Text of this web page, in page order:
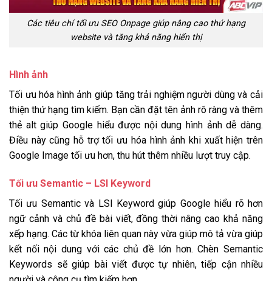
Các tiêu chí tối ưu SEO Onpage giúp nâng cao thứ hạng
website và tăng khả năng hiển thị
Hình ảnh
Tối ưu hóa hình ảnh giúp tăng trải nghiệm người dùng và cải
thiện thứ hạng tìm kiếm. Bạn cần đặt tên ảnh rõ ràng và thêm
thẻ alt giúp Google hiểu được nội dung hình ảnh dễ dàng.
Điều này cũng hỗ trợ tối ưu hóa hình ảnh khi xuất hiện trên
Google Image tối ưu hơn, thu hút thêm nhiều lượt truy cập.
Tối ưu Semantic – LSI Keyword
Tối ưu Semantic và LSI Keyword giúp Google hiểu rõ hơn
ngữ cảnh và chủ đề bài viết, đồng thời nâng cao khả năng
xếp hạng. Các từ khóa liên quan này vừa giúp mô tả vừa giúp
kết nối nội dung với các chủ đề lớn hơn. Chèn Semantic
Keywords sẽ giúp bài viết được tự nhiên, tiếp cận nhiều